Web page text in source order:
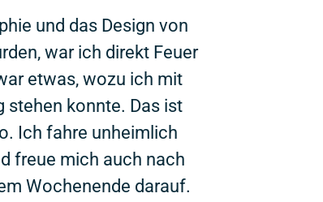
und das Design von
war ich direkt Feuer
etwas, wozu ich mit
stehen konnte. Das ist
Ich fahre unheimlich
freue mich auch nach
Wochenende darauf.